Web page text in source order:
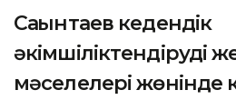
Сағынтаев кедендік
әкімшіліктендіруді
мәселелері жөнінде